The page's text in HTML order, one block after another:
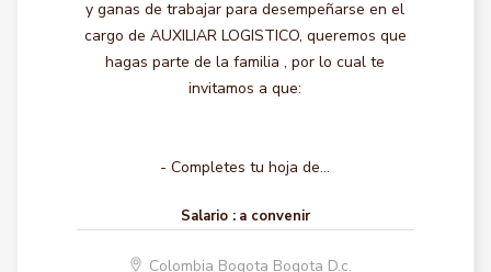
y ganas de trabajar para desempeñarse en el
cargo de AUXILIAR LOGISTICO, queremos que
hagas parte de la familia , por lo cual te
invitamos a que:
- Completes tu hoja de...
Salario : a convenir
Colombia Bogota Bogota D.c.